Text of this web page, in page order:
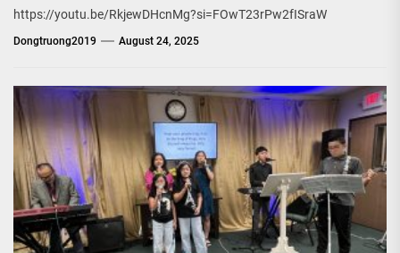
https://youtu.be/RkjewDHcnMg?si=FOwT23rPw2fISraW
Dongtruong2019 August 24, 2025